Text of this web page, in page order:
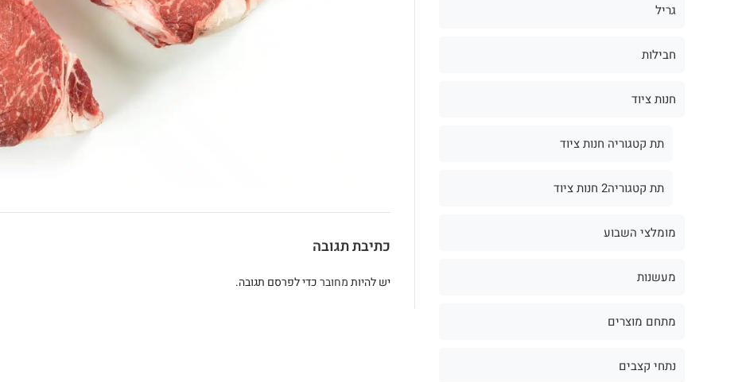
כתיבת תגובה
יש להיותמחוברכדי לפרסם תגובה.
גריל
חבילות
חנות ציוד
תת קטגוריה חנות ציוד
תת קטגוריה2 חנות ציוד
מומלצי השבוע
מעשנות
מתחם מוצרים
נתחי קצבים